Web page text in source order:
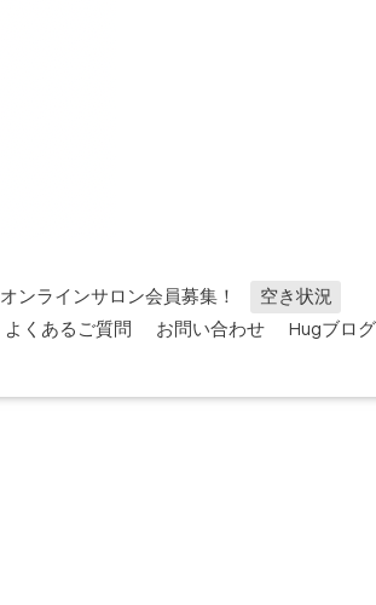
オンラインサロン会員募集！
空き状況
よくあるご質問 お問い合わせ
Hugブログ